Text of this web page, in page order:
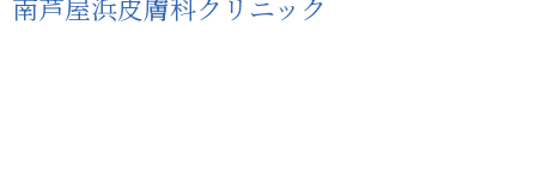
南芦屋浜皮膚科クリニック